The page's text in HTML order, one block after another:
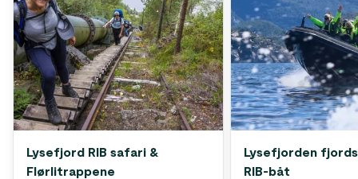
Lysefjord RIB safari &
Flørlitrappene
Lysefjorden
RIB-båt